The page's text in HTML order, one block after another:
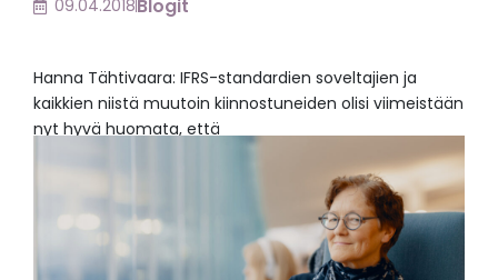
09.04.2018Blogit
Hanna Tähtivaara: IFRS-standardien soveltajien ja
kaikkien niistä muutoin kiinnostuneiden olisi viimeistään
nyt hyvä huomata, että